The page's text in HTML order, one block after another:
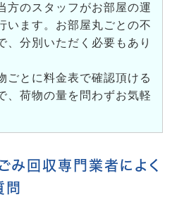
方のスタッフがお部屋の運
います。お部屋丸ごとの不
、分別いただく必要もあり
ごとに料金表で確認頂ける
、荷物の量を問わずお気軽
み回収専門業者によく
問